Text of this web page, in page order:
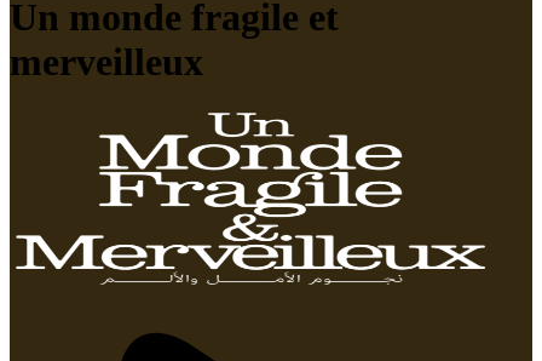
Un monde fragile et
merveilleux